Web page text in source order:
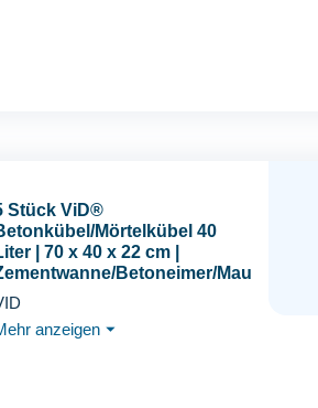
Stück ViD®
Mörtelkübel 40
| 70 x 40 x 22 cm |
Betoneimer/Mau
anzeigen ⏷